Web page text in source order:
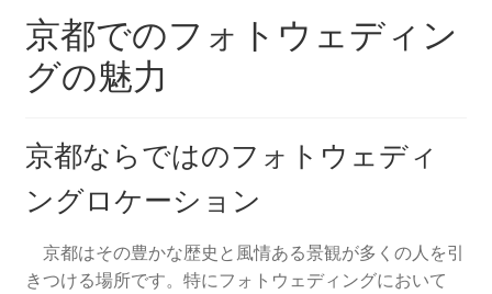
ガーデンウエディングの費用徹底比較！選ばれる魅力と
成功の秘訣
結婚式場に設置したいウェルカムグッズ
京都ウェディングで参考にしたいこと
ウエディングの相談会に参加
人気のウエディングソング
京都でのフォトウェディン
グの魅力
京都ならではのフォトウェディ
ングロケーション
京都はその豊かな歴史と風情ある景観が多くの人を引
きつける場所です。特にフォトウェディングにおいて